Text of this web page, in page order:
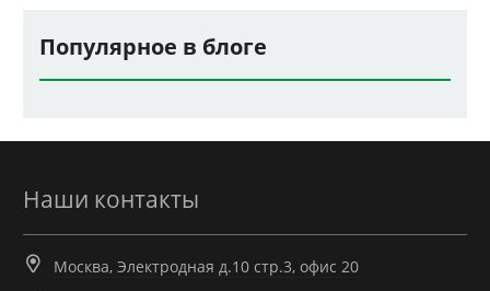
Популярное в блоге
Наши контакты
Москва, Электродная д.10 стр.3, офис 20